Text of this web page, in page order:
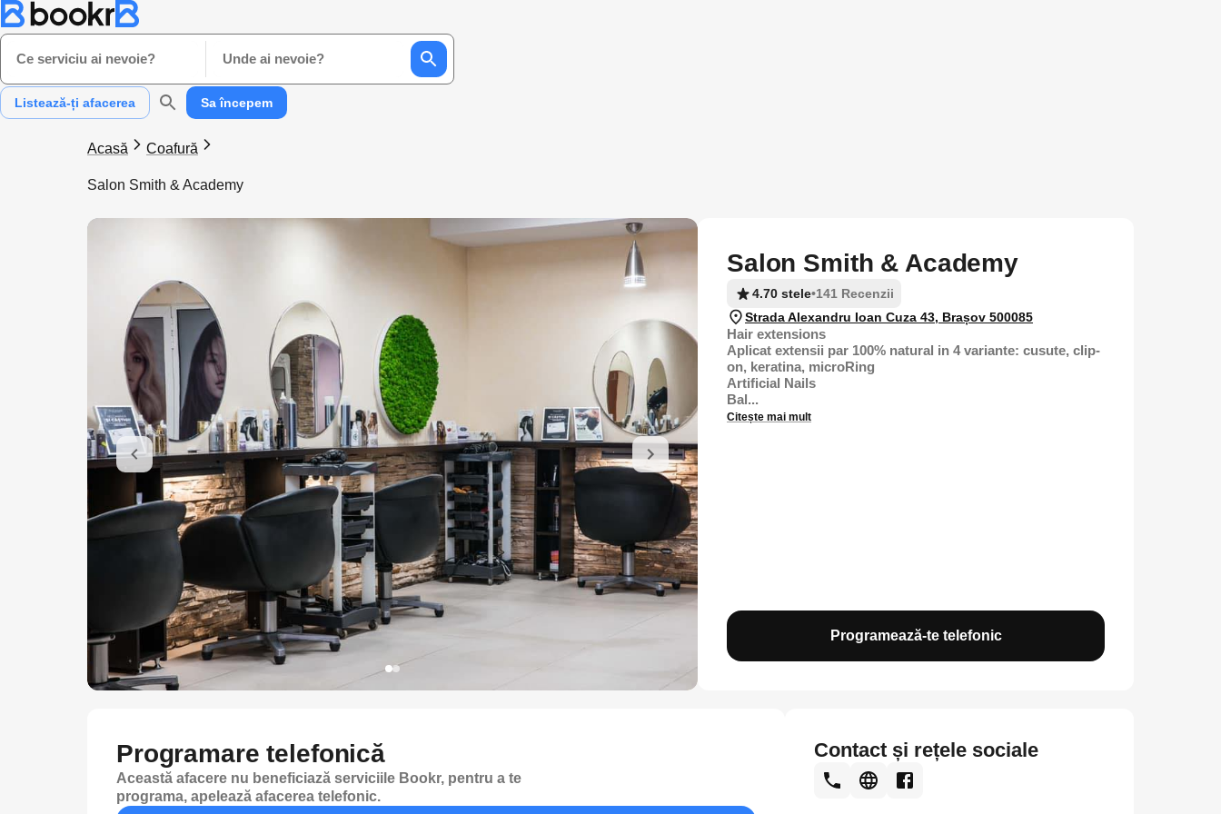
Ce serviciu ai nevoie? Unde ai nevoie?
Listează-ți afacerea Sa începem
Acasă Coafură
Salon Smith & Academy
Salon Smith & Academy
4.70 stele•141 Recenzii
Strada Alexandru Ioan Cuza 43, Brașov 500085
Hair extensions
Aplicat extensii par 100% natural in 4 variante: cusute, clip-
on, keratina, microRing
Artificial Nails
Bal...
Citește mai mult
Programează-te telefonic
Programare telefonică
Această afacere nu beneficiază serviciile Bookr, pentru a te
programa, apelează afacerea telefonic.
Contact și rețele sociale